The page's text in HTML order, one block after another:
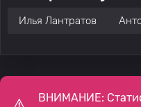
Илья Лантратов
ВНИМАНИЕ: